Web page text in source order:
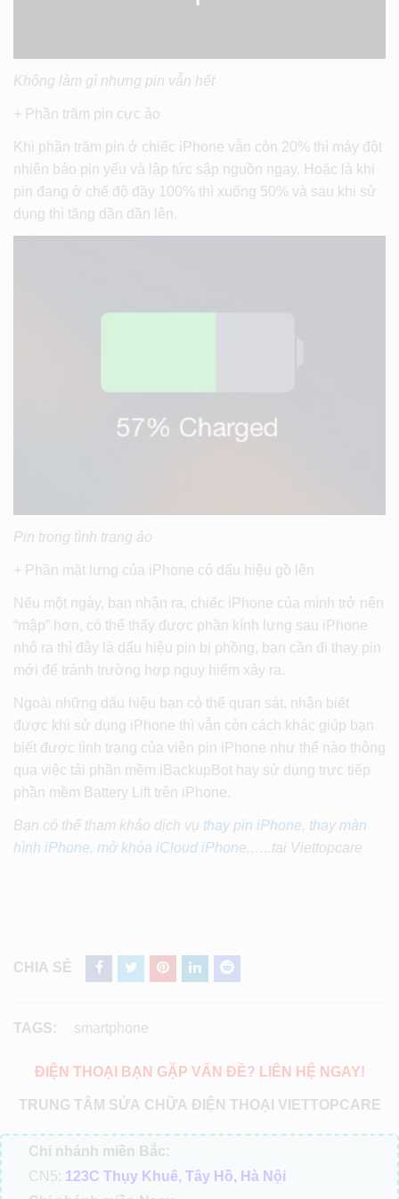
Không làm gì nhưng pin vẫn hết
+ Phần trăm pin cực ảo
Khi phần trăm pin ở chiếc iPhone vẫn còn 20% thì máy đột
nhiên báo pin yếu và lập tức sập nguồn ngay. Hoặc là khi
pin đang ở chế độ đầy 100% thì xuống 50% và sau khi sử
dụng thì tăng dần dần lên.
Pin trong tình trạng ảo
+ Phần mặt lưng của iPhone có dấu hiệu gồ lên
Nếu một ngày, bạn nhận ra, chiếc iPhone của mình trở nên
“mập” hơn, có thể thấy được phần kính lưng sau iPhone
nhô ra thì đây là dấu hiệu pin bị phồng, bạn cần đi thay pin
mới để tránh trường hợp nguy hiểm xảy ra.
Ngoài những dấu hiệu bạn có thể quan sát, nhận biết
được khi sử dụng iPhone thì vẫn còn cách khác giúp bạn
biết được tình trạng của viên pin iPhone như thế nào thông
qua việc tải phần mềm iBackupBot hay sử dụng trực tiếp
phần mềm Battery Lift trên iPhone.
Bạn có thể tham khảo dịch vụ thay pin iPhone, thay màn
hình iPhone, mở khóa iCloud iPhone,…..tại Viettopcare
CHIA SẺ
TAGS: smartphone
ĐIỆN THOẠI BẠN GẶP VẤN ĐỀ? LIÊN HỆ NGAY!
TRUNG TÂM SỬA CHỮA ĐIỆN THOẠI VIETTOPCARE
Chi nhánh miền Bắc:
CN5: 123C Thụy Khuê, Tây Hồ, Hà Nội